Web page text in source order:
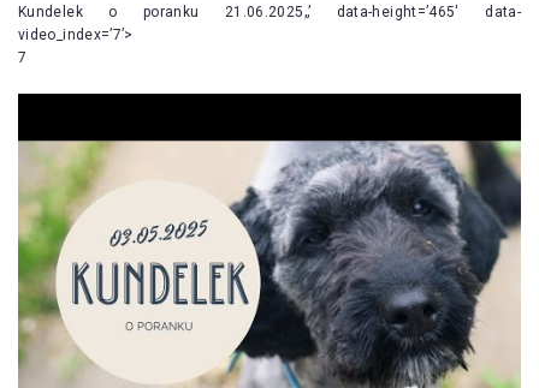
Kundelek o poranku 21.06.2025„’ data-height=’465′ data-
video_index=’7’>
7